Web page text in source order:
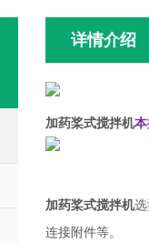
详情介绍
加药桨式搅拌机
加药桨式搅拌机
连接附件等。